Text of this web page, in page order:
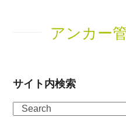
アンカー
サイト内検索
Search